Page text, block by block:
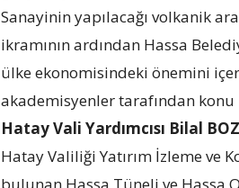
Sanayinin yapılacağı volkanik
ikramının ardından Hassa
ülke ekonomisindeki önemini
akademisyenler tarafından konu
Hatay Vali Yardımcısı Bilal
Hatay Valiliği Yatırım İzleme ve